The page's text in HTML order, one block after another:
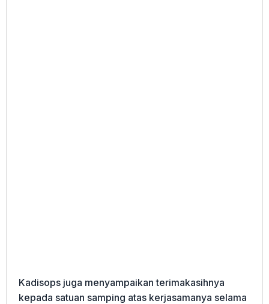
Kadisops juga menyampaikan terimakasihnya
kepada satuan samping atas kerjasamanya selama